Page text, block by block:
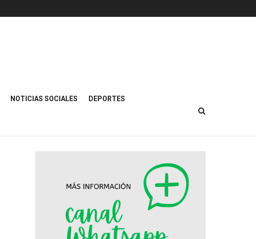
NOTICIAS SOCIALES DEPORTES